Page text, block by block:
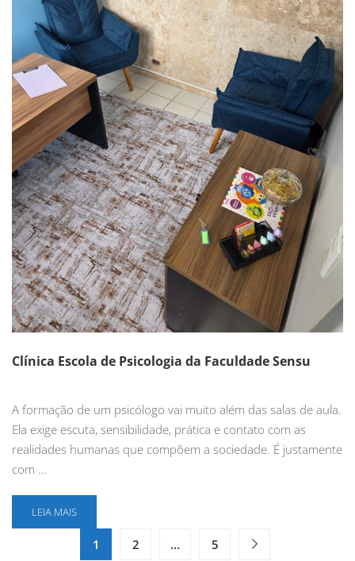
Clínica Escola de Psicologia da Faculdade Sensu
A formação de um psicólogo vai muito além das salas de aula.
Ela exige escuta, sensibilidade, prática e contato com as
realidades humanas que compõem a sociedade. É justamente
com …
LEIA MAIS
1 2 … 5